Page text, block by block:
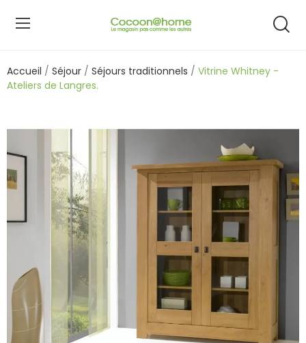
Accueil Séjour Séjours traditionnels
Vitrine Whitney -
Ateliers de Langres.